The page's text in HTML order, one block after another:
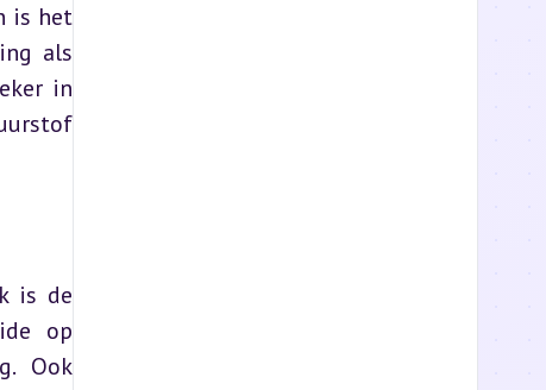
is het
als
in
is de
op
Ook